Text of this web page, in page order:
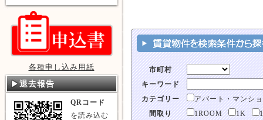
市町村
キーワード
カテゴリー
アパート・マンシ
間取り
1ROOM 1K
各種申し込み用紙
退去報告
QRコード
を読み込む